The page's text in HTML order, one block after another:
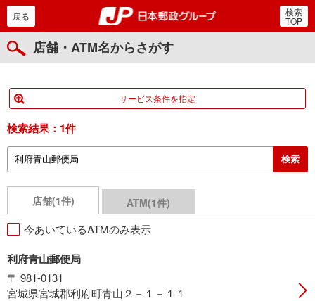
郵便局・日本郵政グルー
戻る 検索
TOP
店舗・ATM名からさがす
サービス条件を指定
検索結果： 1件
店舗(1件) ATM(1件)
今あいているATMのみ表示
利府青山郵便局
〒 981-0131
宮城県宮城郡利府町青山２－１－１１